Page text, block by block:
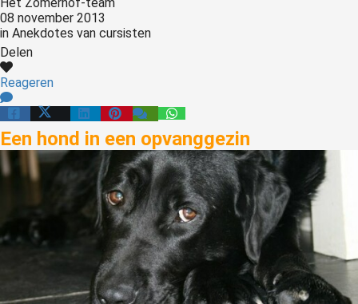
08 november 2013
in Anekdotes van cursisten
Delen
Reageren
Een hond in een opvanggezin